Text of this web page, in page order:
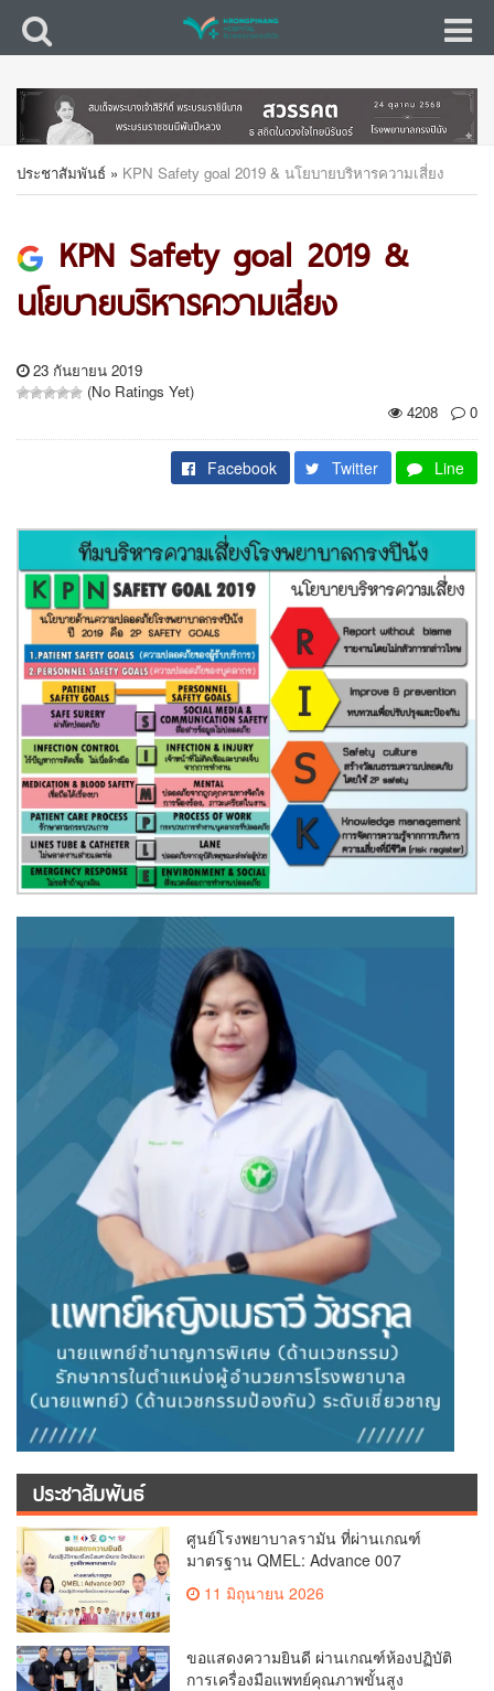
ประชาสัมพันธ์ » KPN Safety goal 2019 & นโยบายบริหารความเสี่ยง
KPN Safety goal 2019 &
นโยบายบริหารความเสี่ยง
23 กันยายน 2019
(No Ratings Yet)
4208
0
Facebook Twitter Line
ประชาสัมพันธ์
ศูนย์โรงพยาบาลรามัน ที่ผ่านเกณฑ์
มาตรฐาน QMEL: Advance 007
11 มิถุนายน 2026
ขอแสดงความยินดี ผ่านเกณฑ์ห้องปฏิบัติ
การเครื่องมือแพทย์คุณภาพขั้นสูง